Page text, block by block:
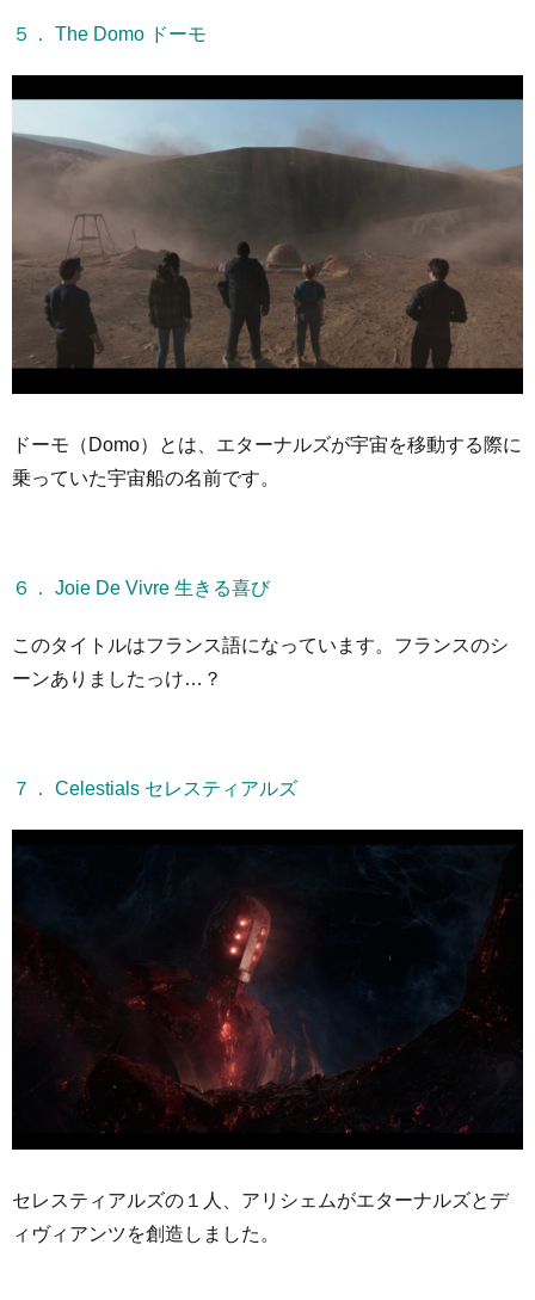
５． The Domo ドーモ
ドーモ（Domo）とは、エターナルズが宇宙を移動する際に
乗っていた宇宙船の名前です。
６． Joie De Vivre 生きる喜び
このタイトルはフランス語になっています。フランスのシ
ーンありましたっけ…？
７． Celestials セレスティアルズ
セレスティアルズの１人、アリシェムがエターナルズとデ
ィヴィアンツを創造しました。